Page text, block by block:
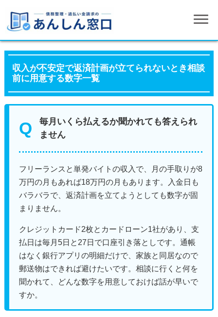
収入が不安定で返済計画が立てられないとき相談
前に用意する数字一覧
毎月いくら払えるか聞かれても答えられ
ません
フリーランスと単発バイトの収入で、月の手取りが8
万円の月もあれば18万円の月もあります。入金日も
バラバラで、返済計画を立てようとしても数字が固
まりません。
クレジットカード2枚とカードローン1社があり、支
払日は毎月5日と27日で口座引き落としです。通帳
はなく銀行アプリの明細だけで、家族と同居なので
郵送物はできれば避けたいです。相談に行くと何を
聞かれて、どんな数字を用意しておけば話が早いで
すか。